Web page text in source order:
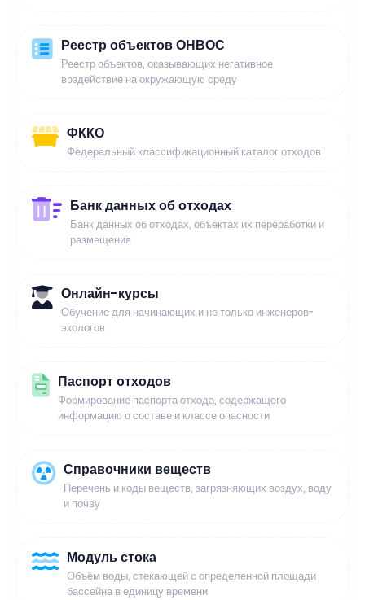
Реестр объектов ОНВОС
Реестр объектов, оказывающих негативное
воздействие на окружающую среду
ФККО
Федеральный классификационный каталог отходов
Банк данных об отходах
Банк данных об отходах, объектах их переработки и
размещения
Онлайн-курсы
Обучение для начинающих и не только инженеров-
экологов
Паспорт отходов
Формирование паспорта отхода, содержащего
информацию о составе и классе опасности
Справочники веществ
Перечень и коды веществ, загрязняющих воздух, воду
и почву
Модуль стока
Объём воды, стекающей с определенной площади
бассейна в единицу времени